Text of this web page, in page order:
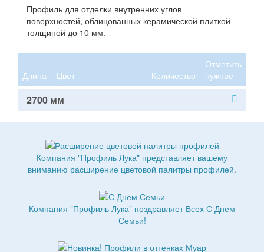
Профиль для отделки внутренних углов
поверхностей, облицованных керамической плиткой
толщиной до 10 мм.
Длина Цвет Количество
Отметить
нужное
2700 мм
Компания "Профиль Лука" представляет вашему
вниманию расширение цветовой палитры профилей.
Компания "Профиль Лука" поздравляет Всех С Днем
Семьи!